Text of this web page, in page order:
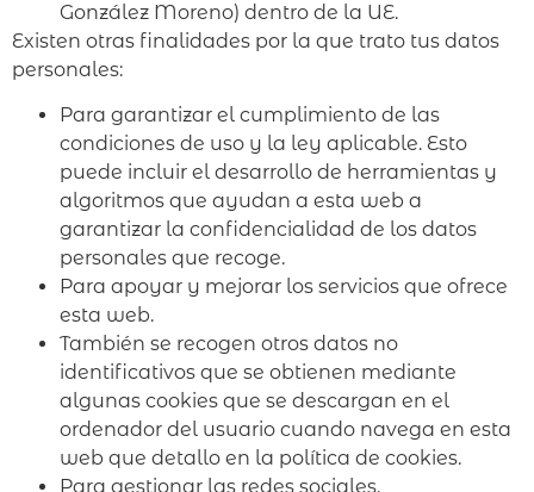
González Moreno) dentro de la UE.
Existen otras finalidades por la que trato tus datos
personales:
Para garantizar el cumplimiento de las
condiciones de uso y la ley aplicable. Esto
puede incluir el desarrollo de herramientas y
algoritmos que ayudan a esta web a
garantizar la confidencialidad de los datos
personales que recoge.
Para apoyar y mejorar los servicios que ofrece
esta web.
También se recogen otros datos no
identificativos que se obtienen mediante
algunas cookies que se descargan en el
ordenador del usuario cuando navega en esta
web que detallo en la política de cookies.
Para gestionar las redes sociales.